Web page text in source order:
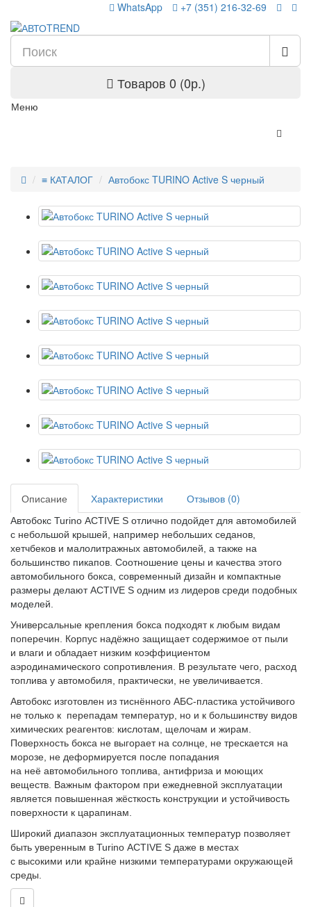
WhatsApp +7 (351) 216-32-69
Товаров 0 (0р.)
Меню
≡ КАТАЛОГ Автобокс TURINO Active S черный
Описание Характеристики Отзывов (0)
Автобокс Turino ACTIVE S отлично подойдет для автомобилей
с небольшой крышей, например небольших седанов,
хетчбеков и малолитражных автомобилей, а также на
большинство пикапов. Соотношение цены и качества этого
автомобильного бокса, современный дизайн и компактные
размеры делают ACTIVE S одним из лидеров среди подобных
моделей.
Универсальные крепления бокса подходят к любым видам
поперечин. Корпус надёжно защищает содержимое от пыли
и влаги и обладает низким коэффициентом
аэродинамического сопротивления. В результате чего, расход
топлива у автомобиля, практически, не увеличивается.
Автобокс изготовлен из тиснённого АБС-пластика устойчивого
не только к перепадам температур, но и к большинству видов
химических реагентов: кислотам, щелочам и жирам.
Поверхность бокса не выгорает на солнце, не трескается на
морозе, не деформируется после попадания
на неё автомобильного топлива, антифриза и моющих
веществ. Важным фактором при ежедневной эксплуатации
является повышенная жёсткость конструкции и устойчивость
поверхности к царапинам.
Широкий диапазон эксплуатационных температур позволяет
быть уверенным в Turino ACTIVE S даже в местах
с высокими или крайне низкими температурами окружающей
среды.